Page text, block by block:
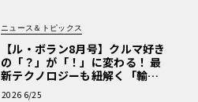
ニュース＆トピックス
【ル・ボラン8月号】クルマ好き
の「？」が「！」に変わる！ 最
新テクノロジーも紐解く「輸入
車Q&A」
2026 6/25